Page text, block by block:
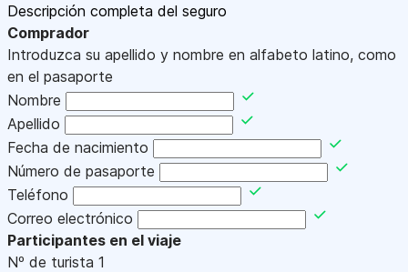
Descripción completa del seguro
Comprador
Introduzca su apellido y nombre en alfabeto latino, como
en el pasaporte
Nombre
Apellido
Fecha de nacimiento
Número de pasaporte
Teléfono
Correo electrónico
Participantes en el viaje
Nº de turista 1